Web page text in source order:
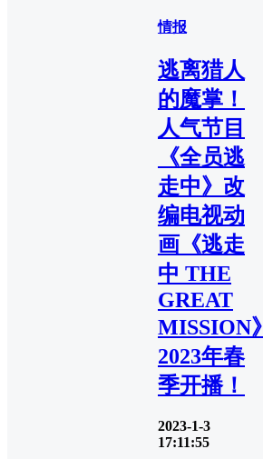
情报
逃离猎人
的魔掌！
人气节目
《全员逃
走中》改
编电视动
画《逃走
中 THE
GREAT
MISSION》
2023年春
季开播！
2023-1-3
17:11:55